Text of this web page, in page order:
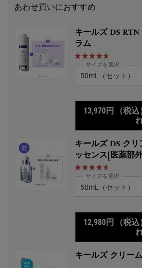
あわせ買いにおすすめ
キールズ DS
ラム
サイズを選択
13,970円 （税込
キールズ DS ク
ッセンス[医薬部
サイズを選択
12,980円 （税込
キールズ クリー